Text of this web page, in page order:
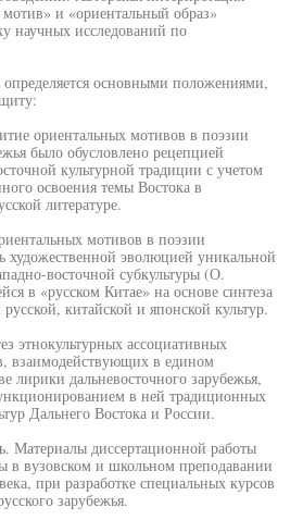
и «ориентальный образ»
научных исследований по
основными положениями,
ориентальных мотивов в поэзии
было обусловлено рецепцией
культурной традиции с учетом
освоения темы Востока в
литературе.
мотивов в поэзии
художественной эволюцией уникальной
восточной субкультуры (О.
в «русском Китае» на основе синтеза
китайской и японской культур.
этнокультурных ассоциативных
взаимодействующих в едином
лирики дальневосточного зарубежья,
в ней традиционных
Дальнего Востока и России.
Материалы диссертационной работы
в вузовском и школьном преподавании
при разработке специальных курсов
зарубежья.